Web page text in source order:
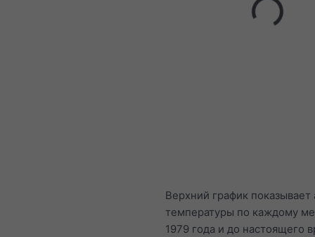
Верхний график
температуры по каждому
1979 года и до настоящего